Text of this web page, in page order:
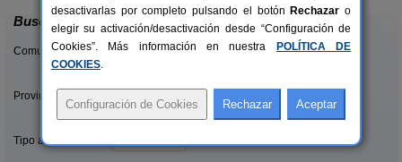
Buscar
Comunidades:
Provincias/Islas:
Tipo alquiler:
desactivarlas por completo pulsando el botón Rechazar o
elegir su activación/desactivación desde “Configuración de
Cookies”. Más información en nuestra
POLÍTICA DE
COOKIES.